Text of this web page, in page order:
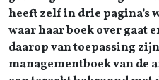
heeft zelf in drie
waar haar boek over gaat
daarop van toepassing
managementboek van de